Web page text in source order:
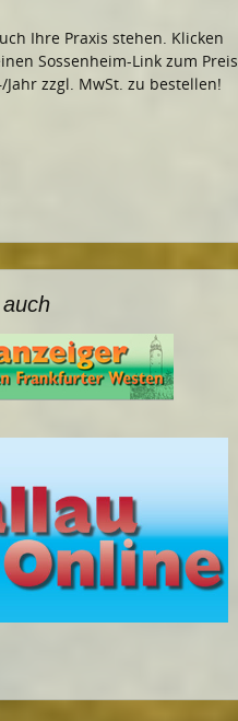
Ihre Praxis stehen. Klicken
Sossenheim-Link zum Preis
Jahr zzgl. MwSt. zu bestellen!